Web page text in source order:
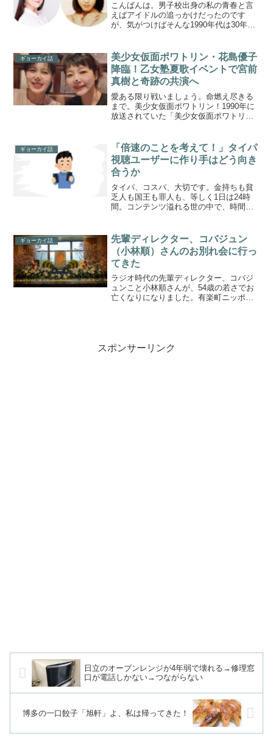
こんばんは。男子校出身の私の青春と言
えばアイドルの追っかけだったのです
が、気がつけばそんな1990年代は30年も
方々とお仕事をすることが増え、「え、
あの人の歌がもう一度聞...
ギョーカイ話
美少女仮面ポワトリン・花島優子
降臨！乙女塾夏歌イベントで宮前
真樹と奇跡の共演へ
愛ある限り戦いましょう。命燃え尽きる
まで。美少女仮面ポワトリン！1990年に
放送されていた「美少女仮面ポワトリ
のインパクトを覚えていらっしゃるので
はないでしょうか。そ...
ギョーカイ話
「倍速のことを考えて！」タイパ
視聴ユーザーに作り手はどう向き
合うか
タイパ、コスパ、大切です。金持ちも貧
乏人も国王も罪人も、等しく1日は24時
間。コンテンツ溢れる世の中で、時間の
らの本が話題になり「映画を早送りで観
る人たち ファスト映画...
ギョーカイ話
先輩ディレクター、コバジュン
（小林順）さんのお別れ会に行っ
てきた
ラジオ時代の先輩ディレクター、コバジ
ュンこと小林順さんが、54歳の若さでお
亡くなりになりました。有楽町ニッポン
た。
スポンサーリンク
日立のオーブンレンジが4年弱で壊れる→修理窓
口が電話しかない→つながらない
博多の一口餃子「旭軒」よ、私は帰ってきた！